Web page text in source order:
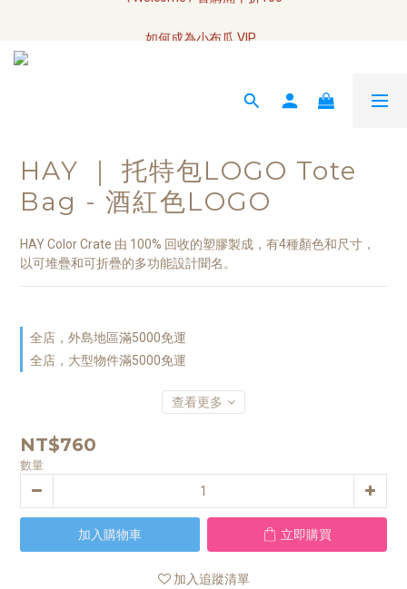
如何成為小布瓜 VIP
HAY ｜ 托特包LOGO Tote
Bag - 酒紅色LOGO
HAY Color Crate 由 100% 回收的塑膠製成，有4種顏色和尺寸，
以可堆疊和可折疊的多功能設計聞名。
全店，外島地區滿5000免運
全店，大型物件滿5000免運
查看更多
NT$760
數量
加入購物車 立即購買
加入追蹤清單